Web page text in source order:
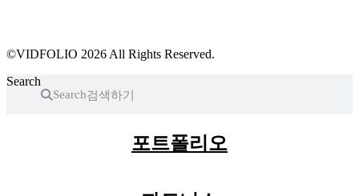
©VIDFOLIO 2026 All Rights Reserved.
Search
Search
포트폴리오